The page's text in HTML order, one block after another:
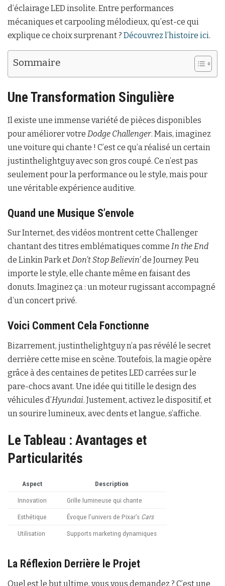
d’éclairage LED insolite. Entre performances
mécaniques et carpooling mélodieux, qu’est-ce qui
explique ce choix surprenant ? Découvrez l’histoire ici.
Sommaire
Une Transformation Singulière
Il existe une immense variété de pièces disponibles
pour améliorer votre Dodge Challenger. Mais, imaginez
une voiture qui chante ! C’est ce qu’a réalisé un certain
justinthelightguy avec son gros coupé. Ce n’est pas
seulement pour la performance ou le style, mais pour
une véritable expérience auditive.
Quand une Musique S’envole
Sur Internet, des vidéos montrent cette Challenger
chantant des titres emblématiques comme In the End
de Linkin Park etDon’t Stop Believin’de Journey. Peu
importe le style, elle chante même en faisant des
donuts. Imaginez ça : un moteur rugissant accompagné
d’un concert privé.
Voici Comment Cela Fonctionne
Bizarrement, justinthelightguy n’a pas révélé le secret
derrière cette mise en scène. Toutefois, la magie opère
grâce à des centaines de petites LED carrées sur le
pare-chocs avant. Une idée qui titille le design des
véhicules d’Hyundai. Justement, activez le dispositif, et
un sourire lumineux, avec dents et langue, s’affiche.
Le Tableau : Avantages et
Particularités
Aspect Description
Innovation Grille lumineuse qui chante
Esthétique Évoque l’univers de Pixar’s Cars
Utilisation Supports marketing dynamiques
La Réflexion Derrière le Projet
Quel est le but ultime, vous vous demandez ? C’est une